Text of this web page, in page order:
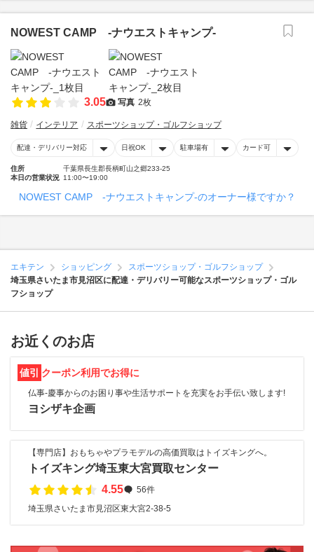
NOWEST CAMP -ナウエストキャンプ-
3.05 写真 2枚
雑貨 インテリア スポーツショップ・ゴルフショップ
配達・デリバリー対応 日祝OK 駐車場有 カード可
住所
千葉県長生郡長柄町山之郷233-25
本日の営業状況 11:00〜19:00
NOWEST CAMP -ナウエストキャンプ-のオーナー様ですか？
エキテン ショッピング
スポーツショップ・ゴルフショップ
埼玉県さいたま市見沼区に配達・デリバリー可能なスポーツショップ・ゴル
フショップ
お近くのお店
値引 クーポン利用でお得に
仏事-慶事からのお困り事や生活サポートを充実をお手伝い致します!
ヨシザキ企画
【専門店】おもちゃやプラモデルの高価買取はトイズキングへ。‎
トイズキング埼玉東大宮買取センター
4.55
56件
埼玉県さいたま市見沼区東大宮2-38-5